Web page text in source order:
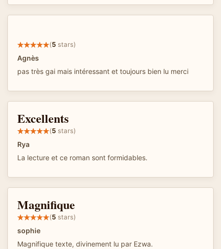
(5 stars)
Agnès
pas très gai mais intéressant et toujours bien lu merci
Excellents
(5 stars)
Rya
La lecture et ce roman sont formidables.
Magnifique
(5 stars)
sophie
Magnifique texte, divinement lu par Ezwa.